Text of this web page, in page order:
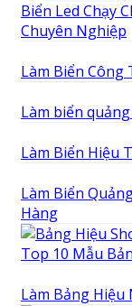
Biển Led Chạy
Chuyên Nghiệp
Làm Biển Công
Làm biển
Làm Biển Hiệu
Làm Biển
Hàng
Top 10 Mẫu
Làm Bảng Hiệu